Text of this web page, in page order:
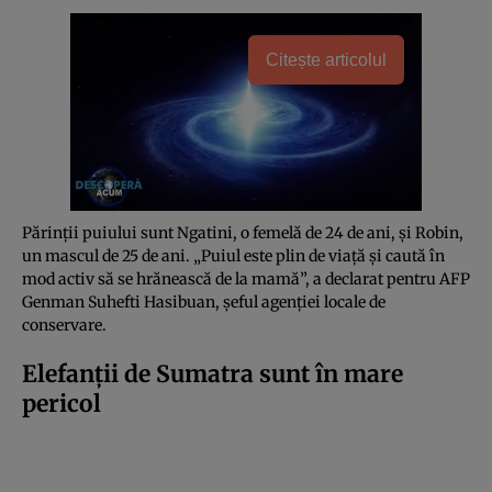
Citește articolul
Părinții puiului sunt Ngatini, o femelă de 24 de ani, și Robin,
un mascul de 25 de ani. „Puiul este plin de viață și caută în
mod activ să se hrănească de la mamă”, a declarat pentru AFP
Genman Suhefti Hasibuan, șeful agenției locale de
conservare.
Elefanții de Sumatra sunt în mare
pericol